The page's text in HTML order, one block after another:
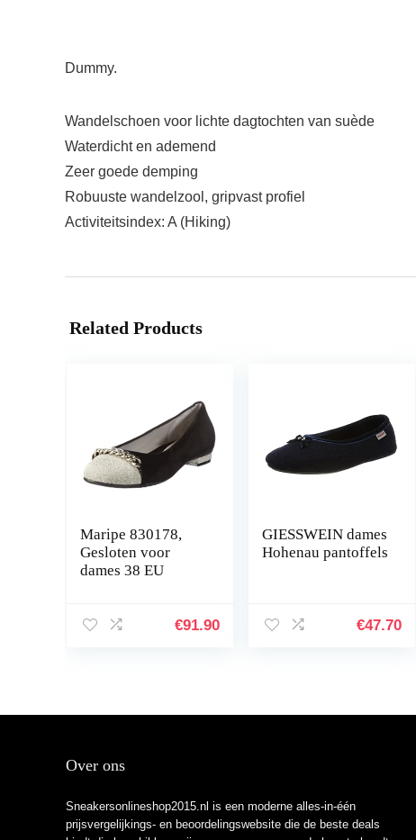
Dummy.
Wandelschoen voor lichte dagtochten van suède
Waterdicht en ademend
Zeer goede demping
Robuuste wandelzool, gripvast profiel
Activiteitsindex: A (Hiking)
Related Products
Maripe 830178,
Gesloten voor
dames 38 EU
€91.90
GIESSWEIN dames
Hohenau pantoffels
€47.70
Over ons
Sneakersonlineshop2015.nl is een moderne alles-in-één
prijsvergelijkings- en beoordelingswebsite die de beste deals